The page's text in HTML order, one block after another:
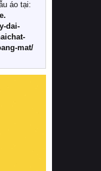
đệm
xuất
nguyên
chất
sự khác
nâng đỡ
dòng
quốc
kích
áo tại:
dai-
mat/